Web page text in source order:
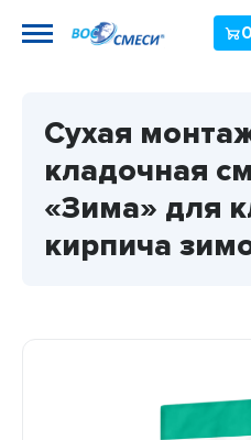
0
Сухая
кладочная
«Зима» для
кирпича